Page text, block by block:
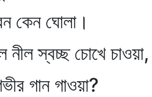
কেন ঘোলা।
নীল স্বচ্ছ চোখে চাওয়া,
গান গাওয়া?